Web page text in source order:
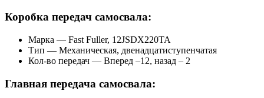
Коробка передач самосвала:
Марка — Fast Fuller, 12JSDХ220TA
Тип — Механическая, двенадцатиступенчатая
Кол-во передач — Вперед –12, назад – 2
Главная передача самосвала: